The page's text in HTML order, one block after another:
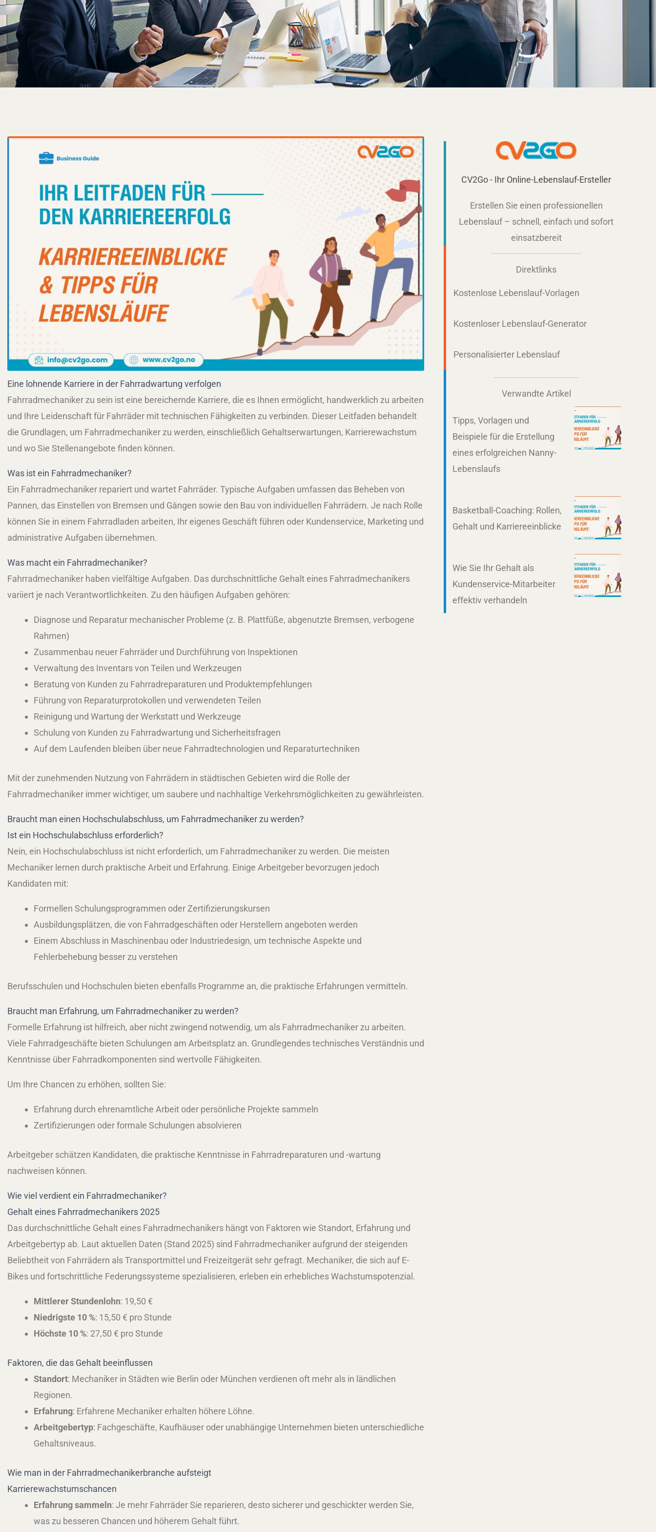
Eine lohnende Karriere in der Fahrradwartung verfolgen
Fahrradmechaniker zu sein ist eine bereichernde Karriere, die es Ihnen ermöglicht, handwerklich zu arbeiten
und Ihre Leidenschaft für Fahrräder mit technischen Fähigkeiten zu verbinden. Dieser Leitfaden behandelt
die Grundlagen, um Fahrradmechaniker zu werden, einschließlich Gehaltserwartungen, Karrierewachstum
und wo Sie Stellenangebote finden können.
Was ist ein Fahrradmechaniker?
Ein Fahrradmechaniker repariert und wartet Fahrräder. Typische Aufgaben umfassen das Beheben von
Pannen, das Einstellen von Bremsen und Gängen sowie den Bau von individuellen Fahrrädern. Je nach Rolle
können Sie in einem Fahrradladen arbeiten, Ihr eigenes Geschäft führen oder Kundenservice, Marketing und
administrative Aufgaben übernehmen.
Was macht ein Fahrradmechaniker?
Fahrradmechaniker haben vielfältige Aufgaben. Das durchschnittliche Gehalt eines Fahrradmechanikers
variiert je nach Verantwortlichkeiten. Zu den häufigen Aufgaben gehören:
Diagnose und Reparatur mechanischer Probleme (z. B. Plattfüße, abgenutzte Bremsen, verbogene
Rahmen)
Zusammenbau neuer Fahrräder und Durchführung von Inspektionen
Verwaltung des Inventars von Teilen und Werkzeugen
Beratung von Kunden zu Fahrradreparaturen und Produktempfehlungen
Führung von Reparaturprotokollen und verwendeten Teilen
Reinigung und Wartung der Werkstatt und Werkzeuge
Schulung von Kunden zu Fahrradwartung und Sicherheitsfragen
Auf dem Laufenden bleiben über neue Fahrradtechnologien und Reparaturtechniken
Mit der zunehmenden Nutzung von Fahrrädern in städtischen Gebieten wird die Rolle der
Fahrradmechaniker immer wichtiger, um saubere und nachhaltige Verkehrsmöglichkeiten zu gewährleisten.
Braucht man einen Hochschulabschluss, um Fahrradmechaniker zu werden?
Ist ein Hochschulabschluss erforderlich?
Nein, ein Hochschulabschluss ist nicht erforderlich, um Fahrradmechaniker zu werden. Die meisten
Mechaniker lernen durch praktische Arbeit und Erfahrung. Einige Arbeitgeber bevorzugen jedoch
Kandidaten mit:
Formellen Schulungsprogrammen oder Zertifizierungskursen
Ausbildungsplätzen, die von Fahrradgeschäften oder Herstellern angeboten werden
Einem Abschluss in Maschinenbau oder Industriedesign, um technische Aspekte und
Fehlerbehebung besser zu verstehen
Berufsschulen und Hochschulen bieten ebenfalls Programme an, die praktische Erfahrungen vermitteln.
Braucht man Erfahrung, um Fahrradmechaniker zu werden?
Formelle Erfahrung ist hilfreich, aber nicht zwingend notwendig, um als Fahrradmechaniker zu arbeiten.
Viele Fahrradgeschäfte bieten Schulungen am Arbeitsplatz an. Grundlegendes technisches Verständnis und
Kenntnisse über Fahrradkomponenten sind wertvolle Fähigkeiten.
Um Ihre Chancen zu erhöhen, sollten Sie:
Erfahrung durch ehrenamtliche Arbeit oder persönliche Projekte sammeln
Zertifizierungen oder formale Schulungen absolvieren
Arbeitgeber schätzen Kandidaten, die praktische Kenntnisse in Fahrradreparaturen und -wartung
nachweisen können.
Wie viel verdient ein Fahrradmechaniker?
Gehalt eines Fahrradmechanikers 2025
Das durchschnittliche Gehalt eines Fahrradmechanikers hängt von Faktoren wie Standort, Erfahrung und
Arbeitgebertyp ab. Laut aktuellen Daten (Stand 2025) sind Fahrradmechaniker aufgrund der steigenden
Beliebtheit von Fahrrädern als Transportmittel und Freizeitgerät sehr gefragt. Mechaniker, die sich auf E-
Bikes und fortschrittliche Federungssysteme spezialisieren, erleben ein erhebliches Wachstumspotenzial.
Mittlerer Stundenlohn: 19,50 €
Niedrigste 10 %: 15,50 € pro Stunde
Höchste 10 %: 27,50 € pro Stunde
Faktoren, die das Gehalt beeinflussen
Standort: Mechaniker in Städten wie Berlin oder München verdienen oft mehr als in ländlichen
Regionen.
Erfahrung: Erfahrene Mechaniker erhalten höhere Löhne.
Arbeitgebertyp: Fachgeschäfte, Kaufhäuser oder unabhängige Unternehmen bieten unterschiedliche
Gehaltsniveaus.
Wie man in der Fahrradmechanikerbranche aufsteigt
Karrierewachstumschancen
Erfahrung sammeln: Je mehr Fahrräder Sie reparieren, desto sicherer und geschickter werden Sie,
was zu besseren Chancen und höherem Gehalt führt.
CV2Go - Ihr Online-Lebenslauf-Ersteller
Erstellen Sie einen professionellen
Lebenslauf – schnell, einfach und sofort
einsatzbereit
Direktlinks
Kostenlose Lebenslauf-Vorlagen
Kostenloser Lebenslauf-Generator
Personalisierter Lebenslauf
Verwandte Artikel
Tipps, Vorlagen und
Beispiele für die Erstellung
eines erfolgreichen Nanny-
Lebenslaufs
Basketball-Coaching: Rollen,
Gehalt und Karriereeinblicke
Wie Sie Ihr Gehalt als
Kundenservice-Mitarbeiter
effektiv verhandeln